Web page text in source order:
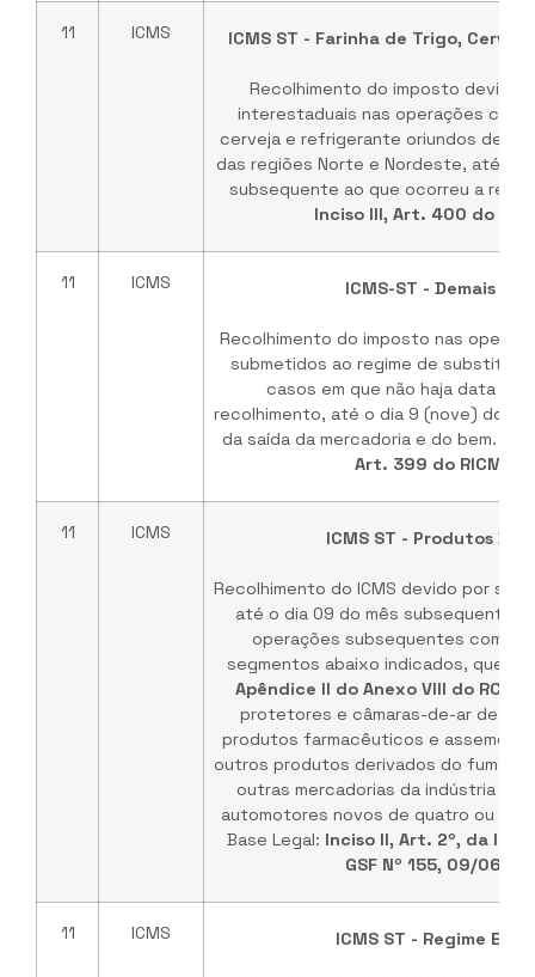
11 ICMS ICMS ST - Farinha de Trigo,
Recolhimento do imposto devido
interestaduais nas operações com
cerveja e refrigerante oriundos de
das regiões Norte e Nordeste, até o
subsequente ao que ocorreu a
Inciso III, Art. 400 do
11 ICMS ICMS-ST - Demais
Recolhimento do imposto nas
submetidos ao regime de
casos em que não haja data
recolhimento, até o dia 9 (nove) do
da saída da mercadoria e do bem.
Art. 399 do RICMS/
11 ICMS ICMS ST - Produtos
Recolhimento do ICMS devido por
até o dia 09 do mês subsequente,
operações subsequentes com
segmentos abaixo indicados, que
Apêndice II do Anexo VIII do RCTE
protetores e câmaras-de-ar de
produtos farmacêuticos e
outros produtos derivados do fumo;
outras mercadorias da indústria
automotores novos de quatro ou
Base Legal: Inciso II, Art. 2º, da
GSF Nº 155, 09/06/
11 ICMS ICMS ST - Regime